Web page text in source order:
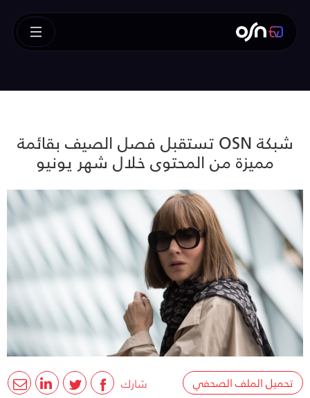
شبكة OSN تستقبل فصل الصيف بقائمة
مميزة من المحتوى خلال شهر يونيو
شارك
تحميل الملف الصحفي